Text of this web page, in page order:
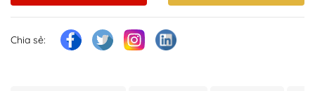
Chia sẻ: